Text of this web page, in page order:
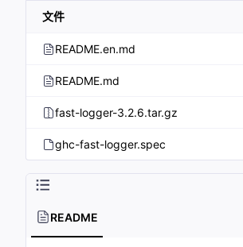
文件
README.en.md
README.md
fast-logger-3.2.6.tar.gz
ghc-fast-logger.spec
README